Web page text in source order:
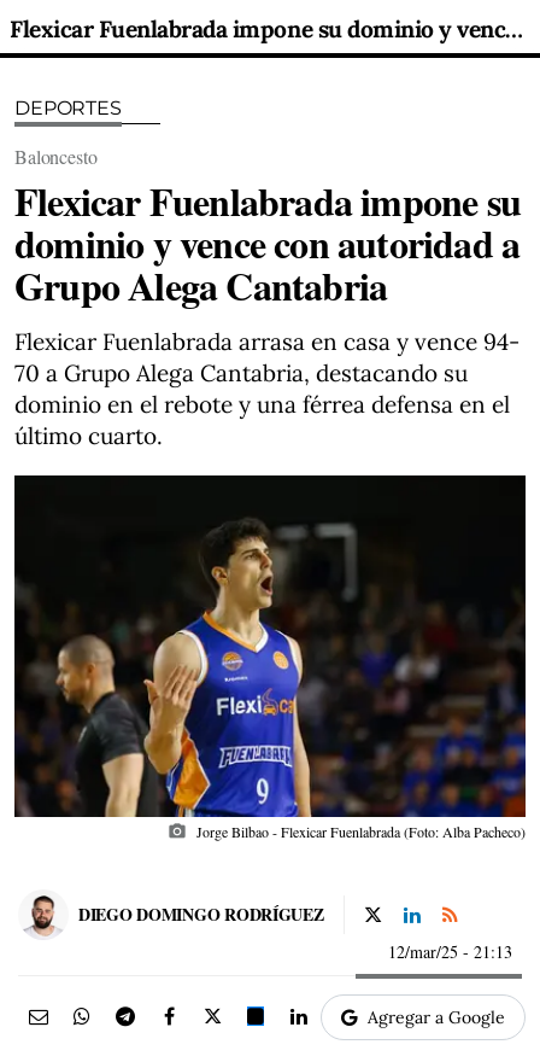
Flexicar Fuenlabrada impone su dominio y vence con autoridad a Grupo Alega Cantabria
DEPORTES
Baloncesto
Flexicar Fuenlabrada impone su
dominio y vence con autoridad a
Grupo Alega Cantabria
Flexicar Fuenlabrada arrasa en casa y vence 94-
70 a Grupo Alega Cantabria, destacando su
dominio en el rebote y una férrea defensa en el
último cuarto.
photo_camera Jorge Bilbao - Flexicar Fuenlabrada (Foto: Alba Pacheco)
DIEGO DOMINGO RODRÍGUEZ
12/mar/25 - 21:13
Agregar a Google